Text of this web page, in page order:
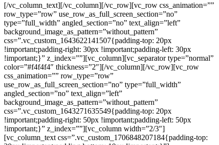
[/vc_column_text][/vc_column][/vc_row][vc_row css_animation=””
row_type=”row” use_row_as_full_screen_section=”no”
type=”full_width” angled_section=”no” text_align=”left”
background_image_as_pattern=”without_pattern”
css=”.vc_custom_1643622141507{padding-top: 20px
!important;padding-right: 30px !important;padding-left: 30px
!important;}” z_index=””][vc_column][vc_separator type=”normal”
color=”#f4f4f4″ thickness=”2″][/vc_column][/vc_row][vc_row
css_animation=”” row_type=”row”
use_row_as_full_screen_section=”no” type=”full_width”
angled_section=”no” text_align=”left”
background_image_as_pattern=”without_pattern”
css=”.vc_custom_1643271635549{padding-top: 20px
!important;padding-right: 50px !important;padding-left: 50px
!important;}” z_index=””][vc_column width=”2/3″]
[vc_column_text css=”.vc_custom_1706848207184{padding-top: